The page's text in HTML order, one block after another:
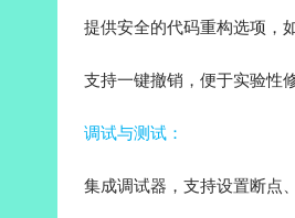
提供安全的代码重构选项，
支持一键撤销，便于实验性修
调试与测试：
集成调试器，支持设置断点